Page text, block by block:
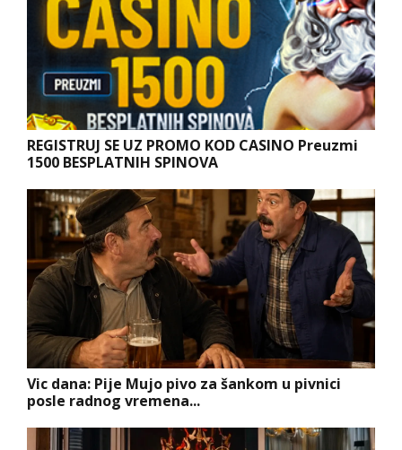
REGISTRUJ SE UZ PROMO KOD CASINO Preuzmi
1500 BESPLATNIH SPINOVA
Vic dana: Pije Mujo pivo za šankom u pivnici
posle radnog vremena...